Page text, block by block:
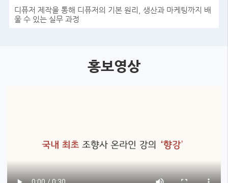
디퓨저 제작을 통해 디퓨저의 기본 원리, 생산과 마케팅까지 배
울 수 있는 실무 과정
홍보영상